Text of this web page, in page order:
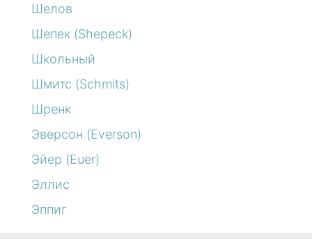
Шелов
Шепек (Shepeck)
Школьный
Шмитс (Schmits)
Шренк
Эверсон (Everson)
Эйер (Euer)
Эллис
Эппиг